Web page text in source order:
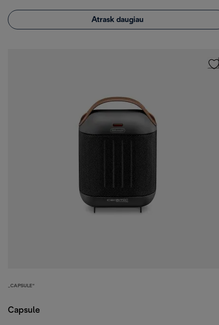
Atrask daugiau
„CAPSULE“
Capsule